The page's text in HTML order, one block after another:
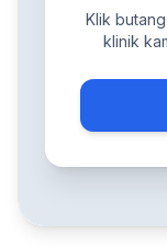
Klik
klinik